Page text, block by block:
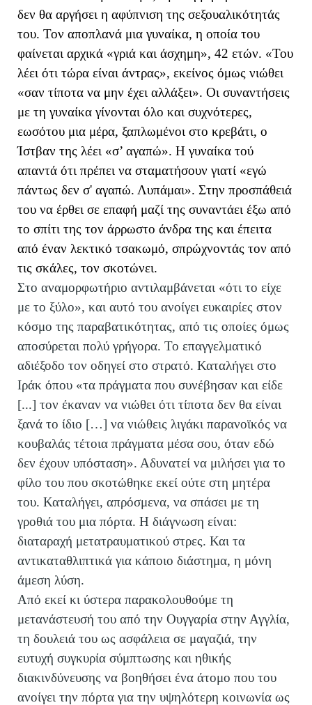
δεν θα αργήσει η αφύπνιση της σεξουαλικότητάς
του. Τον αποπλανά μια γυναίκα, η οποία του
φαίνεται αρχικά «γριά και άσχημη», 42 ετών. «Του
λέει ότι τώρα είναι άντρας», εκείνος όμως νιώθει
«σαν τίποτα να μην έχει αλλάξει». Οι συναντήσεις
με τη γυναίκα γίνονται όλο και συχνότερες,
εωσότου μια μέρα, ξαπλωμένοι στο κρεβάτι, ο
Ίστβαν της λέει «σ’ αγαπώ». Η γυναίκα τού
απαντά ότι πρέπει να σταματήσουν γιατί «εγώ
πάντως δεν σ' αγαπώ. Λυπάμαι». Στην προσπάθειά
του να έρθει σε επαφή μαζί της συναντάει έξω από
το σπίτι της τον άρρωστο άνδρα της και έπειτα
από έναν λεκτικό τσακωμό, σπρώχνοντάς τον από
τις σκάλες, τον σκοτώνει.
Στο αναμορφωτήριο αντιλαμβάνεται «ότι το είχε
με το ξύλο», και αυτό του ανοίγει ευκαιρίες στον
κόσμο της παραβατικότητας, από τις οποίες όμως
αποσύρεται πολύ γρήγορα. Το επαγγελματικό
αδιέξοδο τον οδηγεί στο στρατό. Καταλήγει στο
Ιράκ όπου «τα πράγματα που συνέβησαν και είδε
[...] τον έκαναν να νιώθει ότι τίποτα δεν θα είναι
ξανά το ίδιο […] να νιώθεις λιγάκι παρανοϊκός να
κουβαλάς τέτοια πράγματα μέσα σου, όταν εδώ
δεν έχουν υπόσταση». Αδυνατεί να μιλήσει για το
φίλο του που σκοτώθηκε εκεί ούτε στη μητέρα
του. Καταλήγει, απρόσμενα, να σπάσει με τη
γροθιά του μια πόρτα. Η διάγνωση είναι:
διαταραχή μετατραυματικού στρες. Και τα
αντικαταθλιπτικά για κάποιο διάστημα, η μόνη
άμεση λύση.
Από εκεί κι ύστερα παρακολουθούμε τη
μετανάστευσή του από την Ουγγαρία στην Αγγλία,
τη δουλειά του ως ασφάλεια σε μαγαζιά, την
ευτυχή συγκυρία σύμπτωσης και ηθικής
διακινδύνευσης να βοηθήσει ένα άτομο που του
ανοίγει την πόρτα για την υψηλότερη κοινωνία ως